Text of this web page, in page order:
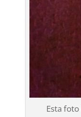
Esta